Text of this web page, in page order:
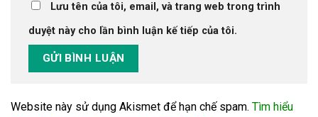
Lưu tên của tôi, email, và trang web trong trình
duyệt này cho lần bình luận kế tiếp của tôi.
Website này sử dụng Akismet để hạn chế spam. Tìm hiểu